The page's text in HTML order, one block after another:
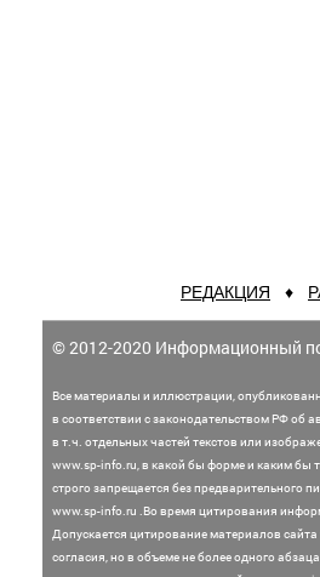
РЕДАКЦИЯ ♦
© 2012-2020 Информационный
Все материалы и иллюстрации,
в соответствии с законодательством РФ об
в т.ч. отдельных частей текстов или
www.sp-info.ru, в какой бы форме и каким бы
строго запрещается без предварительного
www.sp-info.ru .Во время цитирования
Допускается цитирование материалов
согласия, но в объеме не более одного